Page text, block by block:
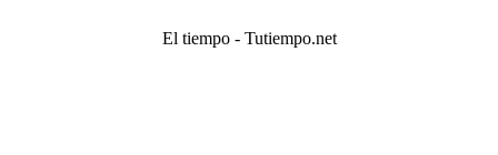
El tiempo - Tutiempo.net